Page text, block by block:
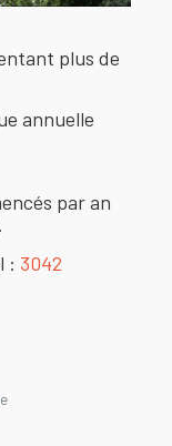
plus de
annuelle
par an
: 3042